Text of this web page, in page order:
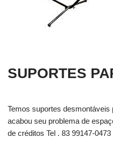
SUPORTES
Temos suportes desmontáveis
acabou seu problema de
de créditos Tel . 83 99147-0473